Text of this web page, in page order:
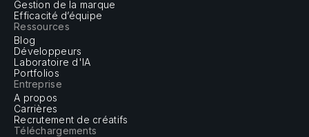
Gestion de la marque
Efficacité d’équipe
Ressources
Blog
Développeurs
Laboratoire d'IA
Portfolios
Entreprise
A propos
Carrières
Recrutement de créatifs
Téléchargements